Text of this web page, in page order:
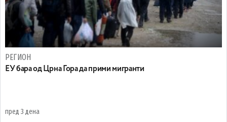
РЕГИОН
EУ бара од Црна Гора да прими мигранти
пред 3 дена